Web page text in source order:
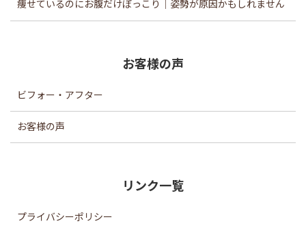
痩せているのにお腹だけぽっこり｜姿勢が原因かもしれません
お客様の声
ビフォー・アフター
お客様の声
リンク一覧
プライバシーポリシー